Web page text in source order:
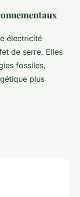
électricité
de serre. Elles
fossiles,
plus